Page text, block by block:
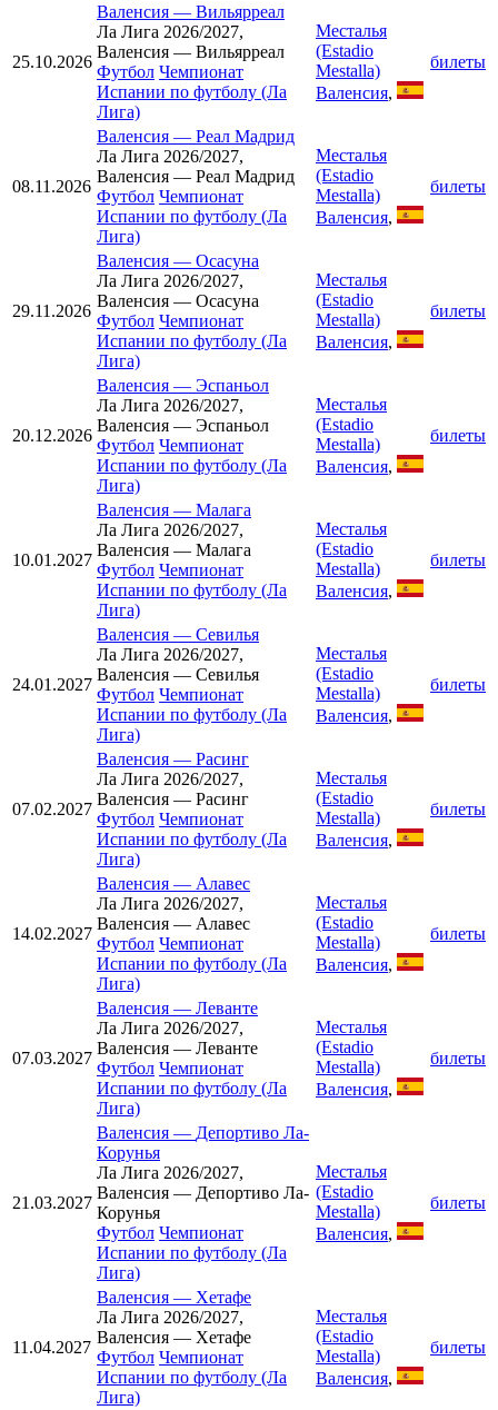
25.10.2026
Валенсия — Вильярреал
Ла Лига 2026/2027,
Валенсия — Вильярреал
Футбол Чемпионат
Испании по футболу (Ла
Лига)
Месталья
(Estadio
Mestalla)
Валенсия,
билеты
08.11.2026
Валенсия — Реал Мадрид
Ла Лига 2026/2027,
Валенсия — Реал Мадрид
Футбол Чемпионат
Испании по футболу (Ла
Лига)
Месталья
(Estadio
Mestalla)
Валенсия,
билеты
29.11.2026
Валенсия — Осасуна
Ла Лига 2026/2027,
Валенсия — Осасуна
Футбол Чемпионат
Испании по футболу (Ла
Лига)
Месталья
(Estadio
Mestalla)
Валенсия,
билеты
20.12.2026
Валенсия — Эспаньол
Ла Лига 2026/2027,
Валенсия — Эспаньол
Футбол Чемпионат
Испании по футболу (Ла
Лига)
Месталья
(Estadio
Mestalla)
Валенсия,
билеты
10.01.2027
Валенсия — Малага
Ла Лига 2026/2027,
Валенсия — Малага
Футбол Чемпионат
Испании по футболу (Ла
Лига)
Месталья
(Estadio
Mestalla)
Валенсия,
билеты
24.01.2027
Валенсия — Севилья
Ла Лига 2026/2027,
Валенсия — Севилья
Футбол Чемпионат
Испании по футболу (Ла
Лига)
Месталья
(Estadio
Mestalla)
Валенсия,
билеты
07.02.2027
Валенсия — Расинг
Ла Лига 2026/2027,
Валенсия — Расинг
Футбол Чемпионат
Испании по футболу (Ла
Лига)
Месталья
(Estadio
Mestalla)
Валенсия,
билеты
14.02.2027
Валенсия — Алавес
Ла Лига 2026/2027,
Валенсия — Алавес
Футбол Чемпионат
Испании по футболу (Ла
Лига)
Месталья
(Estadio
Mestalla)
Валенсия,
билеты
07.03.2027
Валенсия — Леванте
Ла Лига 2026/2027,
Валенсия — Леванте
Футбол Чемпионат
Испании по футболу (Ла
Лига)
Месталья
(Estadio
Mestalla)
Валенсия,
билеты
21.03.2027
Валенсия — Депортиво Ла-
Корунья
Ла Лига 2026/2027,
Валенсия — Депортиво Ла-
Корунья
Футбол Чемпионат
Испании по футболу (Ла
Лига)
Месталья
(Estadio
Mestalla)
Валенсия,
билеты
11.04.2027
Валенсия — Хетафе
Ла Лига 2026/2027,
Валенсия — Хетафе
Футбол Чемпионат
Испании по футболу (Ла
Лига)
Месталья
(Estadio
Mestalla)
Валенсия,
билеты